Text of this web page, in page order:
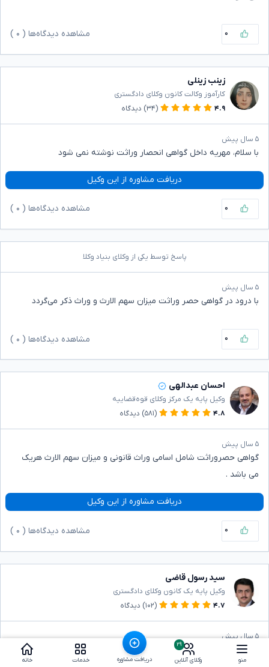
منو
۲۹
وکلای آنلاین
دریافت مشاوره خدمات خانه
۰ مشاهده دیدگاه‌ها ( ۰
زینب زینلی
کارآموز وکالت کانون وکلای دادگستری
۴.۹
(۳۴) دیدگاه
۵ سال پیش
با سلام، مهریه داخل گواهی انحصار وراثت نوشته نمی شود
دریافت مشاوره از این وکیل
۰ مشاهده دیدگاه‌ها ( ۰
پاسخ توسط یکی از وکلای بنیاد وکلا
۵ سال پیش
با درود در گواهی حصر وراثت میزان سهم الارث و وراث ذکر می‌گردد
۰ مشاهده دیدگاه‌ها ( ۰
احسان عبدالهی
وکیل پایه یک مرکز وکلای قوه‌قضاییه
۴.۸
(۵۸۱) دیدگاه
۵ سال پیش
گواهی حصروراثت شامل اسامی وراث قانونی و میزان سهم الارث هریک
می باشد .
دریافت مشاوره از این وکیل
۰ مشاهده دیدگاه‌ها ( ۰
سید رسول قاضی
وکیل پایه یک کانون وکلای دادگستری
۴.۷
(۱۰۲) دیدگاه
۵ سال پیش
با احترام در گواهی انحصار وراثت اسامی وراث و سهم الارث آنها درج